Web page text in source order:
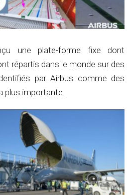
une plate-forme fixe dont
répartis dans le monde sur des
par Airbus comme des
plus importante.